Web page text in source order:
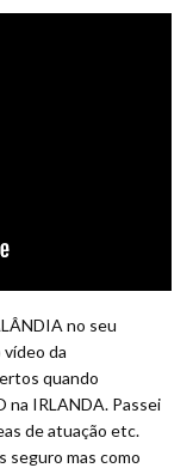
no seu
da
quando
na IRLANDA. Passei
de atuação etc.
seguro mas como